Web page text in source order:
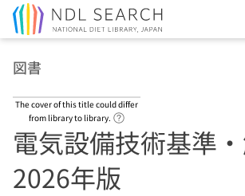
図書
The cover of this title could differ
from library to library.
電気設備技術基準
2026年版